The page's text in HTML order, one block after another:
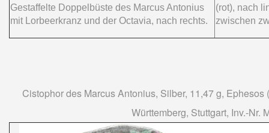
Gestaffelte Doppelbüste des Marcus Antonius
mit Lorbeerkranz und der Octavia, nach rechts.
(rot), nach
zwischen
Cistophor des Marcus Antonius, Silber, 11,47 g, Ephesos
Württemberg, Stuttgart, Inv.-Nr.